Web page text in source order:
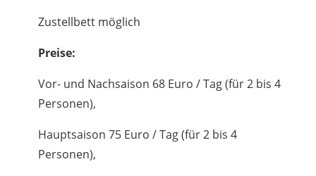
Zustellbett möglich
Preise:
Vor- und Nachsaison 68 Euro / Tag (für 2 bis 4
Personen),
Hauptsaison 75 Euro / Tag (für 2 bis 4
Personen),